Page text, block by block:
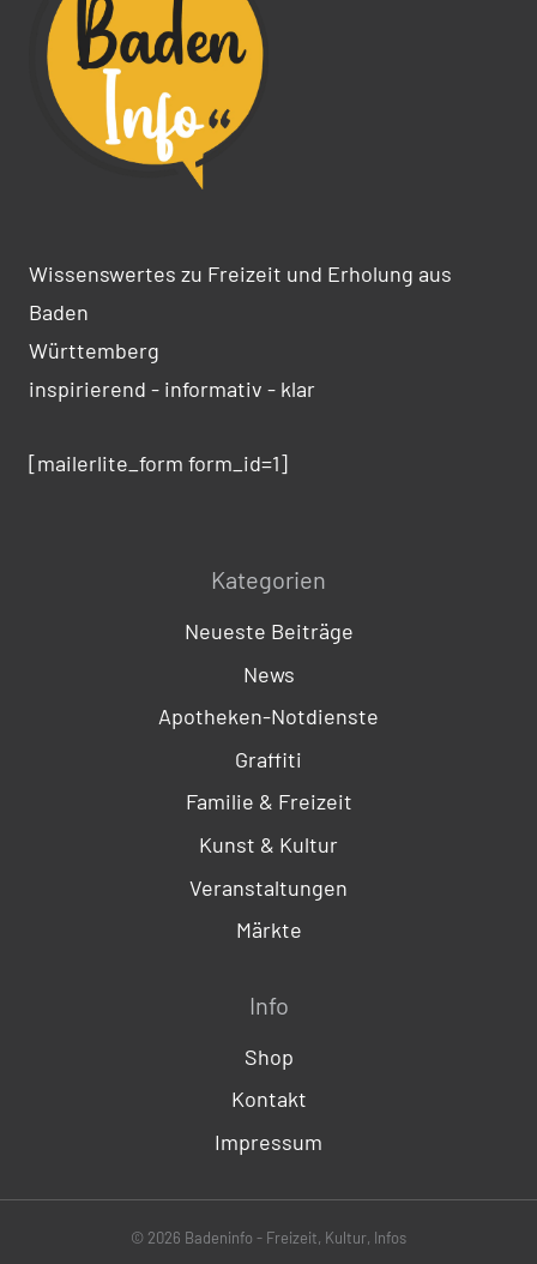
Wissenswertes zu Freizeit und Erholung aus
Baden
Württemberg
inspirierend - informativ - klar
[mailerlite_form form_id=1]
Kategorien
Neueste Beiträge
News
Apotheken-Notdienste
Graffiti
Familie & Freizeit
Kunst & Kultur
Veranstaltungen
Märkte
Info
Shop
Kontakt
Impressum
© 2026 Badeninfo - Freizeit, Kultur, Infos